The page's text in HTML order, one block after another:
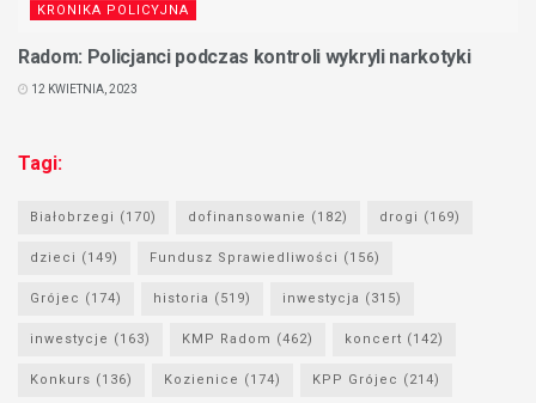
KRONIKA POLICYJNA
Radom: Policjanci podczas kontroli wykryli narkotyki
12 KWIETNIA, 2023
Tagi:
Białobrzegi (170) dofinansowanie (182) drogi (169)
dzieci (149) Fundusz Sprawiedliwości (156)
Grójec (174) historia (519) inwestycja (315)
inwestycje (163) KMP Radom (462) koncert (142)
Konkurs (136) Kozienice (174) KPP Grójec (214)